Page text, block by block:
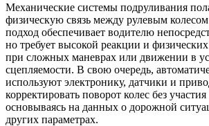
Механические системы подруливания
физическую связь между рулевым
подход обеспечивает водителю
но требует высокой реакции и
при сложных маневрах или движении в
сцепляемости. В свою очередь,
используют электронику, датчики и
корректировать поворот колес без
основываясь на данных о дорожной
других параметрах.